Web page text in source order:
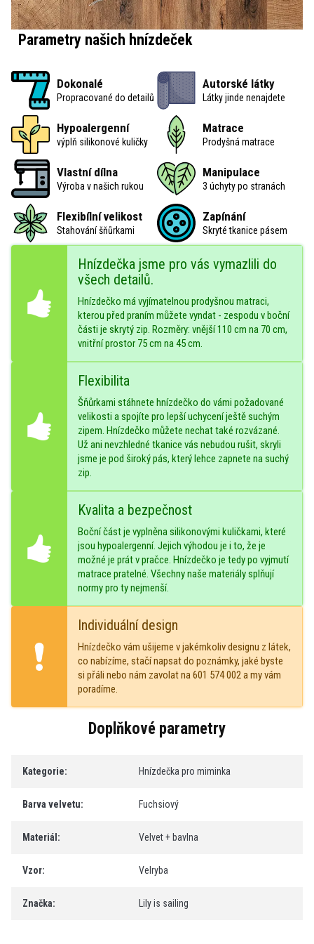
Parametry našich hnízdeček
Dokonalé
Propracované do detailů
Autorské látky
Látky jinde nenajdete
Hypoalergenní
výplň silikonové kuličky
Matrace
Prodyšná matrace
Vlastní dílna
Výroba v našich rukou
Manipulace
3 úchyty po stranách
Flexibílní velikost
Stahování šňůrkami
Zapínání
Skryté tkanice pásem
Hnízdečka jsme pro vás vymazlili do
všech detailů.
Hnízdečko má vyjímatelnou prodyšnou matraci,
kterou před praním můžete vyndat - zespodu v boční
části je skrytý zip. Rozměry: vnější 110 cm na 70 cm,
vnitřní prostor 75 cm na 45 cm.
Flexibilita
Šňůrkami stáhnete hnízdečko do vámi požadované
velikosti a spojíte pro lepší uchycení ještě suchým
zipem. Hnízdečko můžete nechat také rozvázané.
Už ani nevzhledné tkanice vás nebudou rušit, skryli
jsme je pod široký pás, který lehce zapnete na suchý
zip.
Kvalita a bezpečnost
Boční část je vyplněna silikonovými kuličkami, které
jsou hypoalergenní. Jejich výhodou je i to, že je
možné je prát v pračce. Hnízdečko je tedy po vyjmutí
matrace pratelné. Všechny naše materiály splňují
normy pro ty nejmenší.
Individuální design
Hnízdečko vám ušijeme v jakémkoliv designu z látek,
co nabízíme, stačí napsat do poznámky, jaké byste
si přáli nebo nám zavolat na 601 574 002 a my vám
poradíme.
Doplňkové parametry
Kategorie: Hnízdečka pro miminka
Barva velvetu: Fuchsiový
Materiál : Velvet + bavlna
Vzor: Velryba
Značka: Lily is sailing